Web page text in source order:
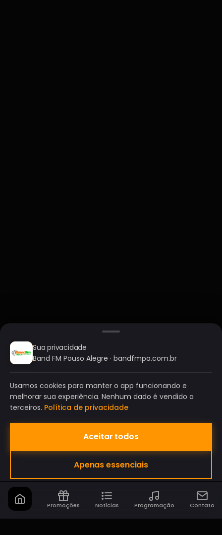
BAND FM POUSO ALEGRE
A SUA RÁDIO DO SEU JEITO!
Sua privacidade
Band FM Pouso Alegre · bandfmpa.com.br
Usamos cookies para manter o app funcionando e
melhorar sua experiência. Nenhum dado é vendido a
terceiros. Política de privacidade
Aceitar todos
Apenas essenciais
Promoções Notícias Programação Contato